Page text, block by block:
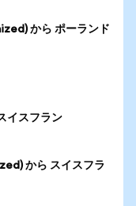
から ポーランド
イスフラン
から スイスフラ